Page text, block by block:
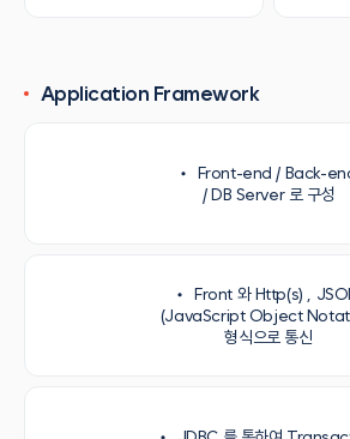
Application Framework
Front-end / Back-
/ DB Server 로 구성
Front 와 Http(s) ,
(JavaScript Object
형식으로 통신